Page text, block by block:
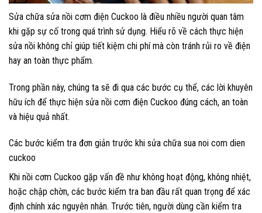
Sửa chữa sửa nồi cơm điện Cuckoo là điều nhiều người quan tâm
khi gặp sự cố trong quá trình sử dụng. Hiểu rõ về cách thực hiện
sửa nồi không chỉ giúp tiết kiệm chi phí mà còn tránh rủi ro về điện
hay an toàn thực phẩm.
Trong phần này, chúng ta sẽ đi qua các bước cụ thể, các lời khuyên
hữu ích để thực hiện sửa nồi cơm điện Cuckoo đúng cách, an toàn
và hiệu quả nhất.
Các bước kiểm tra đơn giản trước khi sửa chữa sua noi com dien
cuckoo
Khi nồi cơm Cuckoo gặp vấn đề như không hoạt động, không nhiệt,
hoặc chập chờn, các bước kiểm tra ban đầu rất quan trọng để xác
định chính xác nguyên nhân. Trước tiên, người dùng cần kiểm tra